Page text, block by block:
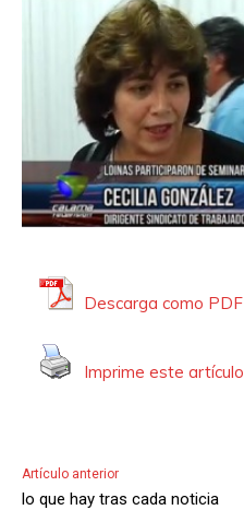
o
Descarga como PDF
Imprime este artículo
Artículo anterior
lo que hay tras cada noticia